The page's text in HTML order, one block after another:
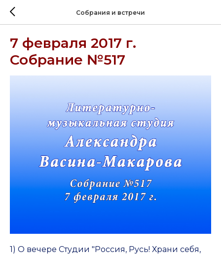
Собрания и встречи
7 февраля 2017 г.
Собрание №517
1) О вечере Студии "Россия, Русь! Храни себя,